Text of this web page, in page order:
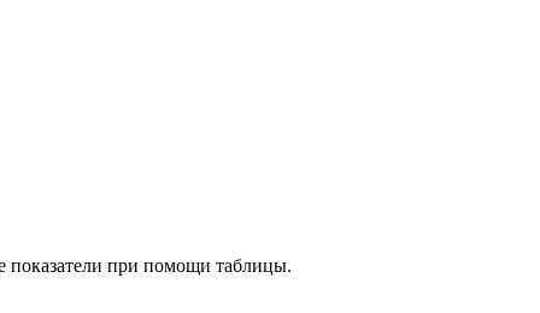
показатели при помощи таблицы.